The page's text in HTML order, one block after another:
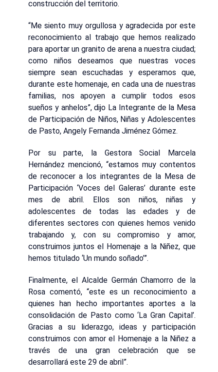
construcción del territorio.
“Me siento muy orgullosa y agradecida por este
reconocimiento al trabajo que hemos realizado
para aportar un granito de arena a nuestra ciudad;
como niños deseamos que nuestras voces
siempre sean escuchadas y esperamos que,
durante este homenaje, en cada una de nuestras
familias, nos apoyen a cumplir todos esos
sueños y anhelos”, dijo La Integrante de la Mesa
de Participación de Niños, Niñas y Adolescentes
de Pasto, Angely Fernanda Jiménez Gómez.
Por su parte, la Gestora Social Marcela
Hernández mencionó, “estamos muy contentos
de reconocer a los integrantes de la Mesa de
Participación ‘Voces del Galeras’ durante este
mes de abril. Ellos son niños, niñas y
adolescentes de todas las edades y de
diferentes sectores con quienes hemos venido
trabajando y, con su compromiso y amor,
construimos juntos el Homenaje a la Niñez, que
hemos titulado ‘Un mundo soñado’”.
Finalmente, el Alcalde Germán Chamorro de la
Rosa comentó, “este es un reconocimiento a
quienes han hecho importantes aportes a la
consolidación de Pasto como ‘La Gran Capital’.
Gracias a su liderazgo, ideas y participación
construimos con amor el Homenaje a la Niñez a
través de una gran celebración que se
desarrollará este 29 de abril”.